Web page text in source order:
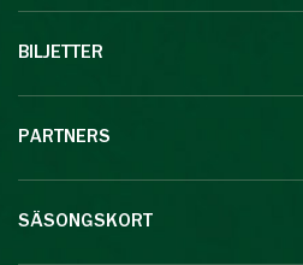
BILJETTER
PARTNERS
SÄSONGSKORT